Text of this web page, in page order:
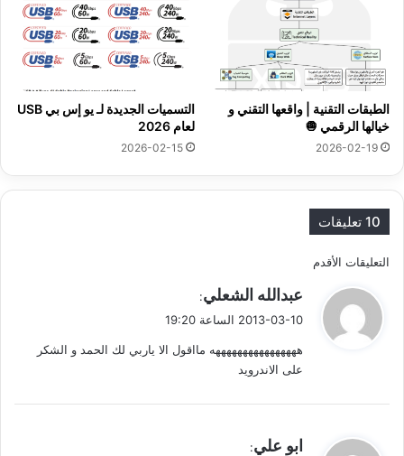
الطبقات التقنية | واقعها التقني و
خيالها الرقمي 🧅
2026-02-19
التسميات الجديدة لـ يو إس بي USB
لعام 2026
2026-02-15
10 تعليقات
ت
ص
فّ
ا
التعليقات الأقدم
ي
ل
عبدالله الشعلي:
2013-03-10 الساعة 19:20
ههههههههههههههههه مااقول الا ياربي لك الحمد و الشكر
على الاندرويد
يابو علي: